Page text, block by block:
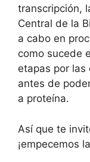
transcripción,
Central de la
a cabo en
como sucede
etapas por las
antes de
a proteína.
Así que te
¡empecemos